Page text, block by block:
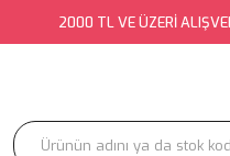
2000 TL VE ÜZERİ